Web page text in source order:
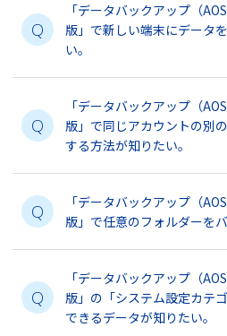
Q
「データバックアップ（
版」で新しい端末にデータ
い。
Q
「データバックアップ（
版」で同じアカウントの別
する方法が知りたい。
Q
「データバックアップ（
版」で任意のフォルダーを
Q
「データバックアップ（
版」の「システム設定カテ
できるデータが知りたい。